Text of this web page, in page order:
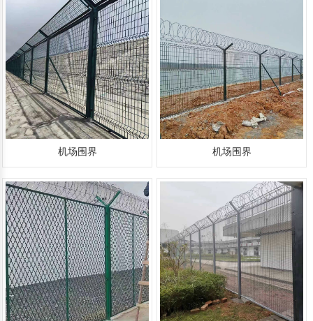
机场围界 机场围界